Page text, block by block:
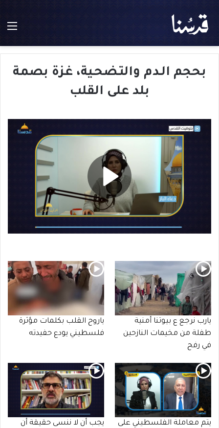
بحجم الـدم والتـضحـية، غزة بصمة
بلد على القلب
يارب نرجع ع بيوتنا أمنية
طفلة من مخيمات النازحين
في رفح
ياروح القلب بكلمات مؤثرة
فلسطيني يودع حفيدته
يتم معاملة الفلسطيني على
يجب أن لا ننسى حقيقة أن